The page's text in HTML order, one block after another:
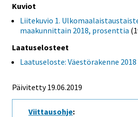
Kuviot
Liitekuvio 1.
maakunnittain 2018, prosenttia
Laatuselosteet
Laatuseloste: Väestörakenne 2018
Päivitetty 19.06.2019
Viittausohje: